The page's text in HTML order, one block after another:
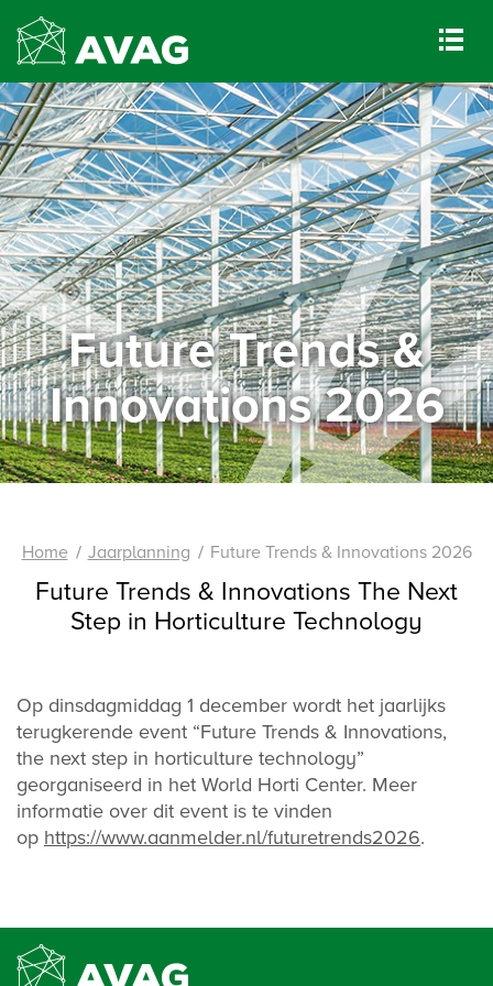
Future Trends &
Innovations 2026
Home Jaarplanning Future Trends & Innovations 2026
Future Trends & Innovations The Next
Step in Horticulture Technology
Op dinsdagmiddag 1 december wordt het jaarlijks
terugkerende event “Future Trends & Innovations,
the next step in horticulture technology”
georganiseerd in het World Horti Center. Meer
informatie over dit event is te vinden
op https://www.aanmelder.nl/futuretrends2026.